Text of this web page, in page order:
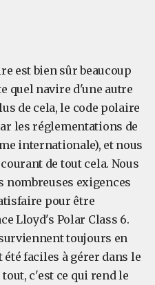
est bien sûr beaucoup
quel navire d'une autre
de cela, le code polaire
les réglementations de
internationale), et nous
de tout cela. Nous
nombreuses exigences
pour être
Lloyd's Polar Class 6.
toujours en
faciles à gérer dans le
c'est ce qui rend le